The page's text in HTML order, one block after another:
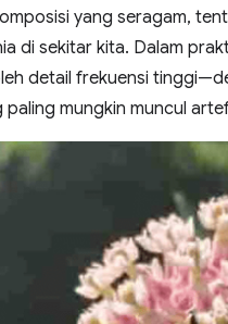
yang seragam,
di sekitar kita. Dalam
detail frekuensi
mungkin muncul